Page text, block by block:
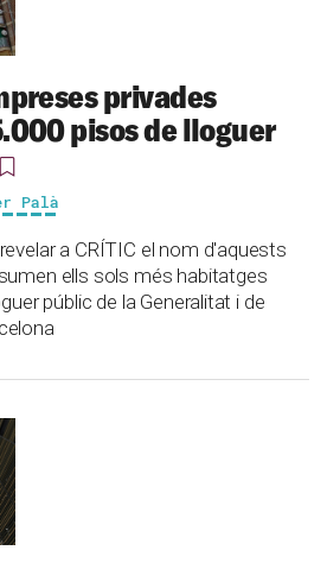
privades
pisos de lloguer
Palà
a CRÍTIC el nom d'aquests
ells sols més habitatges
públic de la Generalitat i de